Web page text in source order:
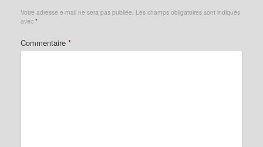
Votre adresse e-mail ne sera pas publiée. Les champs obligatoires sont indiqués
avec *
Commentaire *